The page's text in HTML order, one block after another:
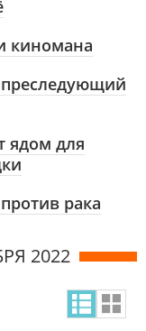
киномана
преследующий
ядом для
рака
2022